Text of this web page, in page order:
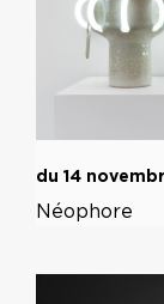
du 14
Néophore